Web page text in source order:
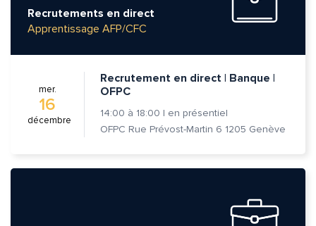
Recrutements en direct
Apprentissage AFP/CFC
mer.
16
décembre
Recrutement en direct | Banque |
OFPC
14:00 à 18:00 | en présentiel
OFPC Rue Prévost-Martin 6 1205 Genève